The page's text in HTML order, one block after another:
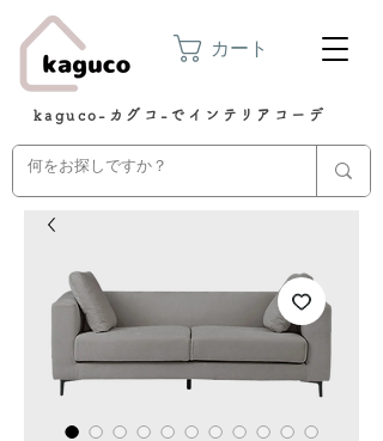
カート
kaguco-カグコ-でインテリアコーデ